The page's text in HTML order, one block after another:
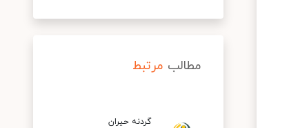
مطالب مرتبط
گردنه حیران